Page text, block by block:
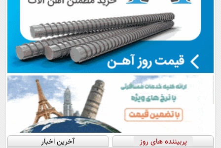
پربیننده های روز آخرین اخبار